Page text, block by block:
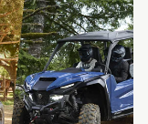
B.V. organisiert